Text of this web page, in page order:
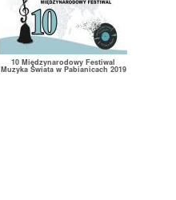
10 Międzynarodowy Festiwal
Muzyka Świata w Pabianicach 2019